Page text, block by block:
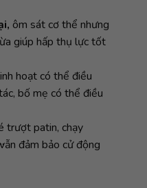
ôm sát cơ thể nhưng
giúp hấp thụ lực tốt
hoạt có thể điều
bố mẹ có thể điều
trượt patin, chạy
đảm bảo cử động